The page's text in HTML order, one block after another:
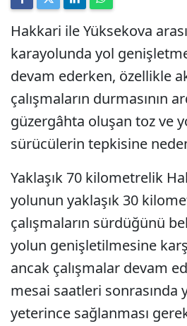
Hakkari ile Yüksekova
karayolunda yol
devam ederken, özellikle
çalışmaların durmasının
güzergâhta oluşan toz ve
sürücülerin tepkisine
Yaklaşık 70 kilometrelik
yolunun yaklaşık 30
çalışmaların sürdüğünü
yolun genişletilmesine
ancak çalışmalar devam
mesai saatleri sonrasında
yeterince sağlanması